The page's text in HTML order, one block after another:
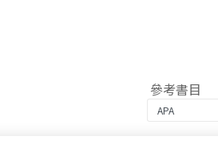
參考書目